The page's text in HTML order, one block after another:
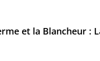
et la Blancheur :